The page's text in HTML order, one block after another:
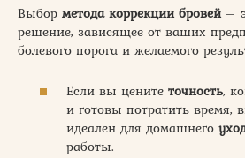
Выбор метода коррекции бровей–
решение, зависящее от ваших
болевого порога и желаемого
Если вы цените точность,
и готовы потратить время,
идеален для домашнего
работы.